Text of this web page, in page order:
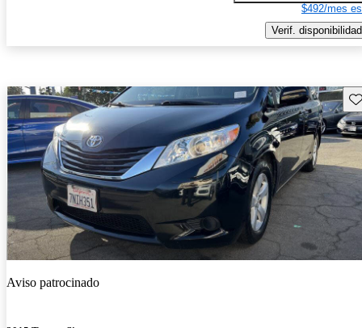
$492/mes
Verif. disponibilidad
Aviso patrocinado